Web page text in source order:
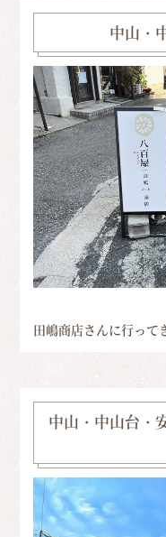
中山・
田嶋商店さんに行って
中山・中山台・